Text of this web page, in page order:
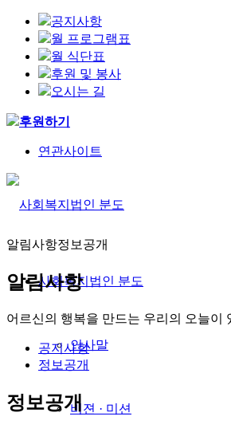
공지사항
월 프로그램표
월 식단표
후원 및 봉사
오시는 길
후원하기
연관사이트
사회복지법인 분도
인사말
비젼 · 미션
알림사항정보공개
알림사항
어르신의 행복을 만드는 우리의 오늘이
공지사항
정보공개
정보공개